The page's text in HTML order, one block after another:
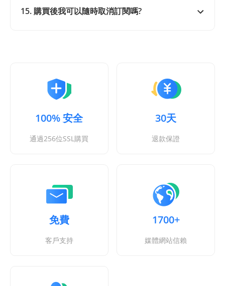
15. 購買後我可以隨時取消訂閱嗎?
100% 安全
通過256位SSL購買
30天
退款保證
免費
客戶支持
1700+
媒體網站信賴